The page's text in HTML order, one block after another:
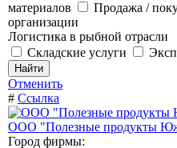
материалов
Продажа /
организации
Логистика в рыбной отрасли
Складские услуги
Отменить
# Ссылка
ООО "Полезные продукты
Город фирмы: